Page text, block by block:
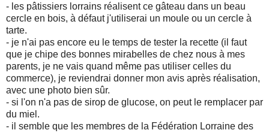
- les pâtissiers lorrains réalisent ce gâteau dans un beau
cercle en bois, à défaut j'utiliserai un moule ou un cercle à
tarte.
- je n'ai pas encore eu le temps de tester la recette (il faut
que je chipe des bonnes mirabelles de chez nous à mes
parents, je ne vais quand même pas utiliser celles du
commerce), je reviendrai donner mon avis après réalisation,
avec une photo bien sûr.
- si l'on n'a pas de sirop de glucose, on peut le remplacer par
du miel.
- il semble que les membres de la Fédération Lorraine des